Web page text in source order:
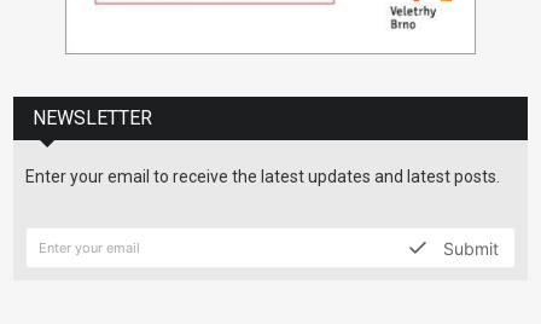
NEWSLETTER
Enter your email to receive the latest updates and latest posts.
Submit